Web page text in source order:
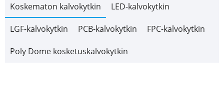
Koskematon kalvokytkin LED-kalvokytkin
LGF-kalvokytkin PCB-kalvokytkin FPC-kalvokytkin
Poly Dome kosketuskalvokytkin